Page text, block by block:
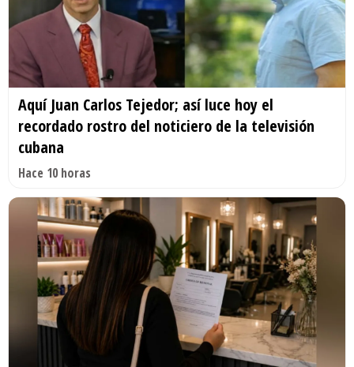
Aquí Juan Carlos Tejedor; así luce hoy el
recordado rostro del noticiero de la televisión
cubana
Hace 10 horas